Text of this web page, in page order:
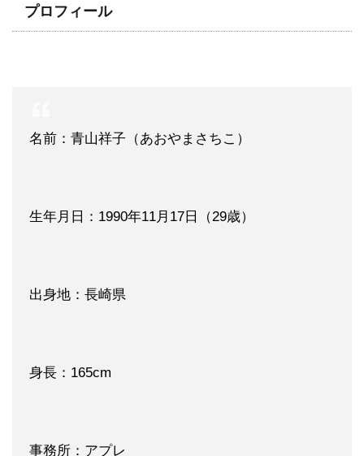
プロフィール
名前：青山祥子（あおやまさちこ）
生年月日：1990年11月17日（29歳）
出身地：長崎県
身長：165cm
事務所：アプレ